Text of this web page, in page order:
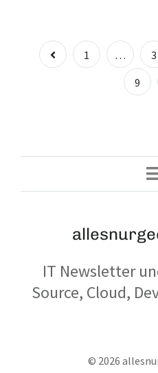
Page
1 … 3
Page
9
IT Newsletter
Source, Cloud,
© 2026